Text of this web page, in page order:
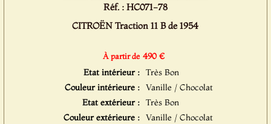
Réf. : HC071-78
CITROËN Traction 11 B de 1954
À partir de 490 €
Etat intérieur : Très Bon
Couleur intérieure : Vanille / Chocolat
Etat extérieur : Très Bon
Couleur extérieure : Vanille / Chocolat